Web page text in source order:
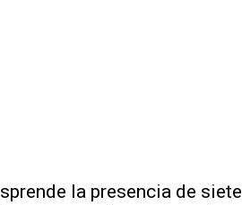
la presencia de siete